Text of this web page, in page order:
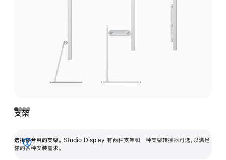
支架
选择你合用的支架。 Studio Display 有两种支架和一种支架转换器可选，以满足
你的各种安装需求。
展